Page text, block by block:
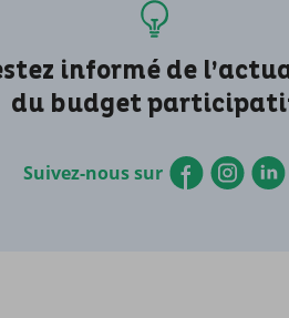
informé de
du budget
Suivez-nous sur